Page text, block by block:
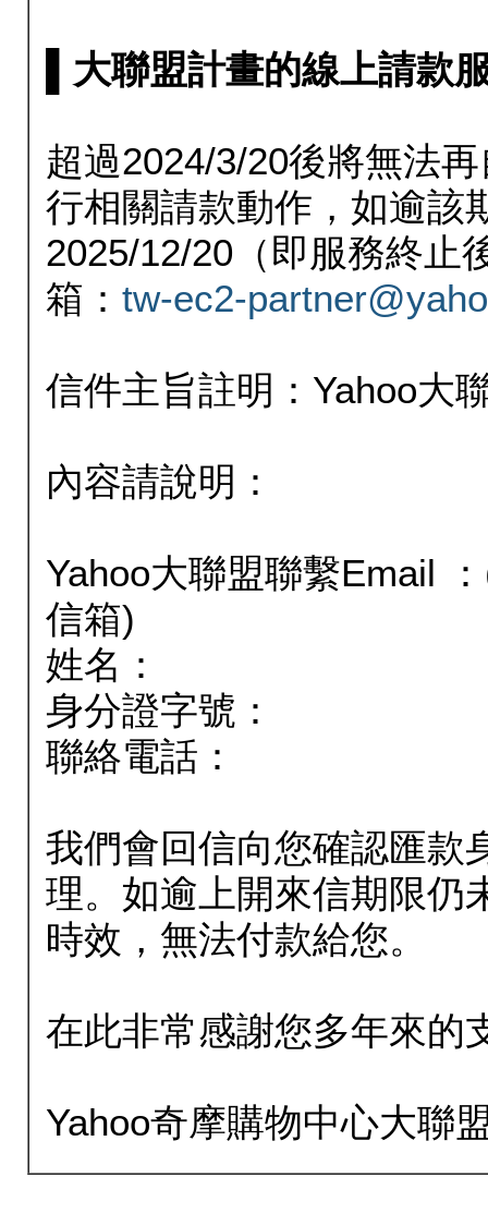
▌大聯盟計畫的線上請款
超過2024/3/20後將無法
行相關請款動作，如逾該
2025/12/20（即服務終止
箱： tw-ec2-
信件主旨註明：Yahoo大
內容請說明：
Yahoo大聯盟聯繫Email
信箱)
姓名：
身分證字號：
聯絡電話：
我們會回信向您確認匯款
理。如逾上開來信期限仍
時效，無法付款給您。
在此非常感謝您多年來的
Yahoo奇摩購物中心大